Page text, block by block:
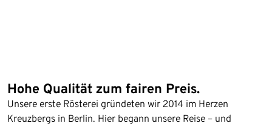
Hohe Qualität zum fairen Preis.
Unsere erste Rösterei gründeten wir 2014 im Herzen
Kreuzbergs in Berlin. Hier begann unsere Reise – und